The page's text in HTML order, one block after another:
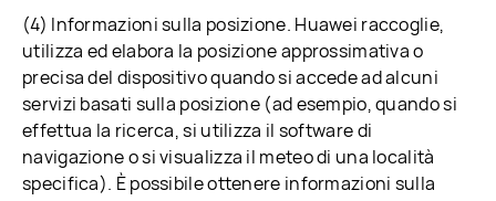
(4) Informazioni sulla posizione. Huawei raccoglie,
utilizza ed elabora la posizione approssimativa o
precisa del dispositivo quando si accede ad alcuni
servizi basati sulla posizione (ad esempio, quando si
effettua la ricerca, si utilizza il software di
navigazione o si visualizza il meteo di una località
specifica). È possibile ottenere informazioni sulla